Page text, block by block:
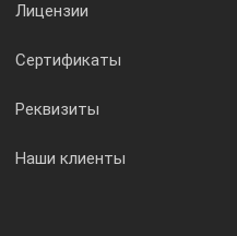
Лицензии
Сертификаты
Реквизиты
Наши клиенты